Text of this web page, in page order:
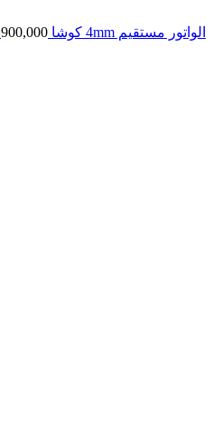
الواتور مستقیم 4mm کوشا k1205 900,000